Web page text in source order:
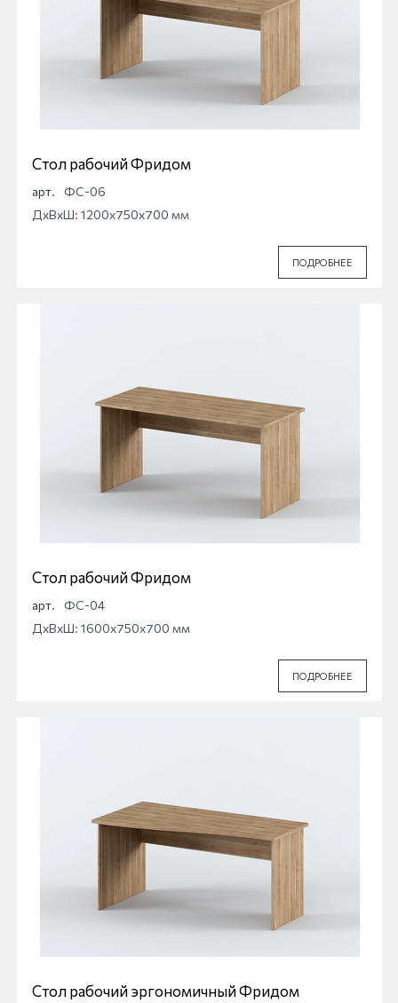
Стол рабочий Фридом
арт.
ФС-06
ДхВхШ: 1200x750x700 мм
ПОДРОБНЕЕ
Стол рабочий Фридом
арт.
ФС-04
ДхВхШ: 1600x750x700 мм
ПОДРОБНЕЕ
Стол рабочий эргономичный Фридом